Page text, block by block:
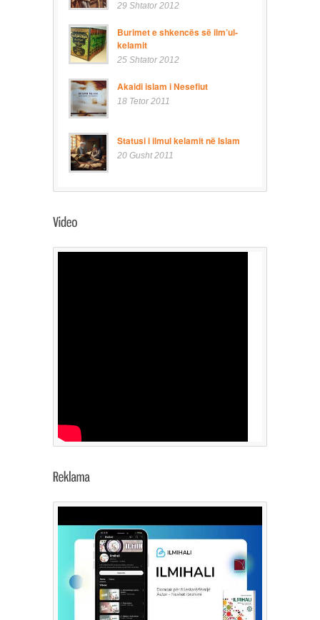
29 Shtator 2012
Burimet e shkencës së ilm’ul-
kelamit
25 Shtator 2012
Akaidi islam i Nesefiut
18 Tetor 2011
Statusi i ilmul kelamit në Islam
20 Gusht 2011